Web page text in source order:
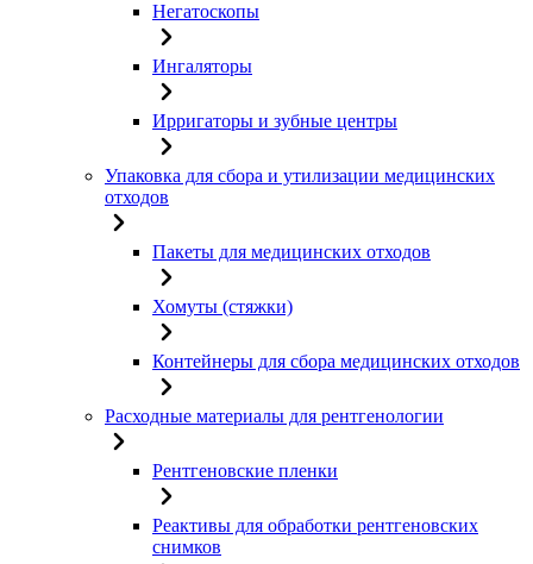
Негатоскопы
Ингаляторы
Ирригаторы и зубные центры
Упаковка для сбора и утилизации медицинских
отходов
Пакеты для медицинских отходов
Хомуты (стяжки)
Контейнеры для сбора медицинских отходов
Расходные материалы для рентгенологии
Рентгеновские пленки
Реактивы для обработки рентгеновских
снимков